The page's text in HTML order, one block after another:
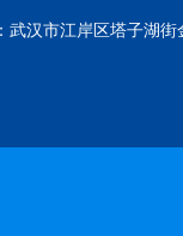
武汉市江岸区塔子湖